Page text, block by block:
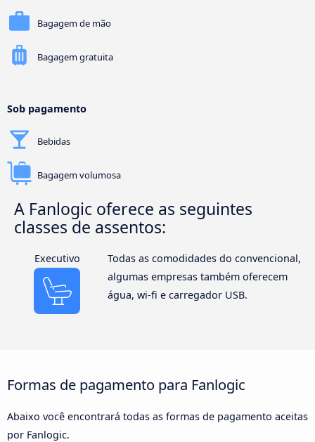
Bagagem de mão
Bagagem gratuita
Sob pagamento
Bebidas
Bagagem volumosa
A Fanlogic oferece as seguintes
classes de assentos:
Executivo
Todas as comodidades do convencional,
algumas empresas também oferecem
água, wi-fi e carregador USB.
Formas de pagamento para Fanlogic
Abaixo você encontrará todas as formas de pagamento aceitas
por Fanlogic.